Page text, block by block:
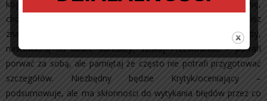
kogoś kto potrafi pokazać zespołowi coś, co „otwiera głowę,
chociaż może mieć opinię, że miesza. Jeśli sam nie potrafisz
znajdź osobę harmonizująca – potrafiącą łagodzić konflikty,
nastawioną na dobre kontakty, szukaj Przewodnika – potrafi
porwać za sobą, ale pamiętaj że często nie potrafi przygotować
szczegółów. Niezbędny będzie Krytyk/oceniający –
podsumowuje, ale ma skłonności do wytykania błędów przez co